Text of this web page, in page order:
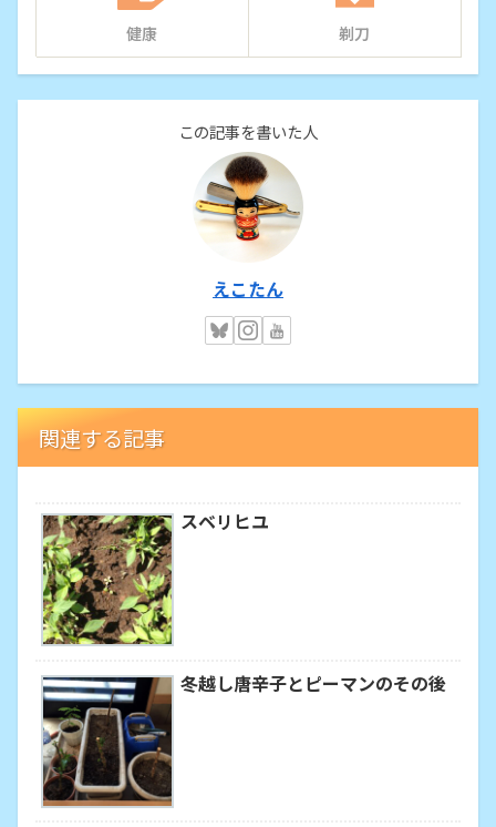
健康 剃刀
この記事を書いた人
えこたん
関連する記事
スベリヒユ
冬越し唐辛子とピーマンのその後